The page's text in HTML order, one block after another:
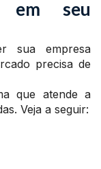
em seu
sua empresa
precisa de
que atende a
Veja a seguir: